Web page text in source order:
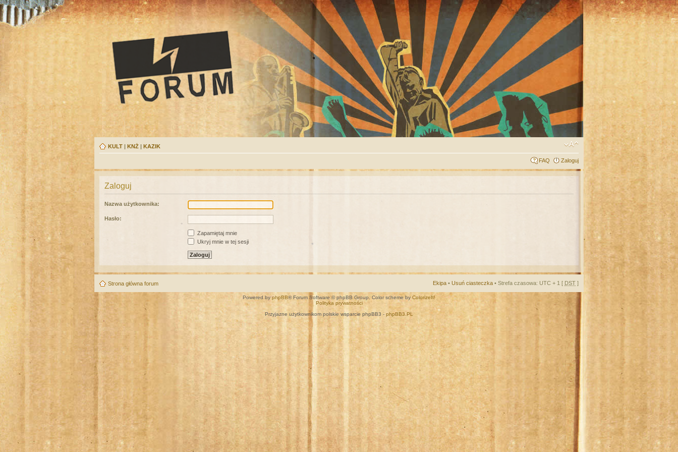
KULT | KNŻ | KAZIK
FAQ Zaloguj
Zaloguj
Nazwa użytkownika:
Hasło:
Zapamiętaj mnie
Ukryj mnie w tej sesji
Strona główna forum Ekipa • Usuń ciasteczka • Strefa czasowa: UTC + 1 [ DST ]
Powered by phpBB® Forum Software © phpBB Group. Color scheme by ColorizeIt!
Polityka prywatności
Przyjazne użytkownikom polskie wsparcie phpBB3 - phpBB3.PL